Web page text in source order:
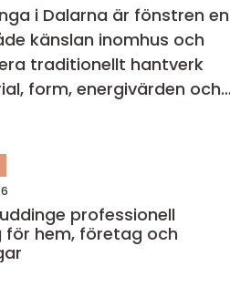
i Dalarna är fönstren en
känslan inomhus och
traditionellt hantverk
professionell
för hem, företag och